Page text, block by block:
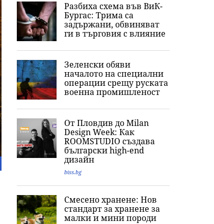
Разбиха схема във ВиК-
Бургас: Трима са
задържани, обвиняват
ги в търговия с влияние
Зеленски обяви
началото на специални
операции срещу руската
военна промишленост
От Пловдив до Milan
Design Week: Как
ROOMSTUDIO създава
български high-end
дизайн
biss.bg
Смесено хранене: Нов
стандарт за хранене за
малки и мини породи